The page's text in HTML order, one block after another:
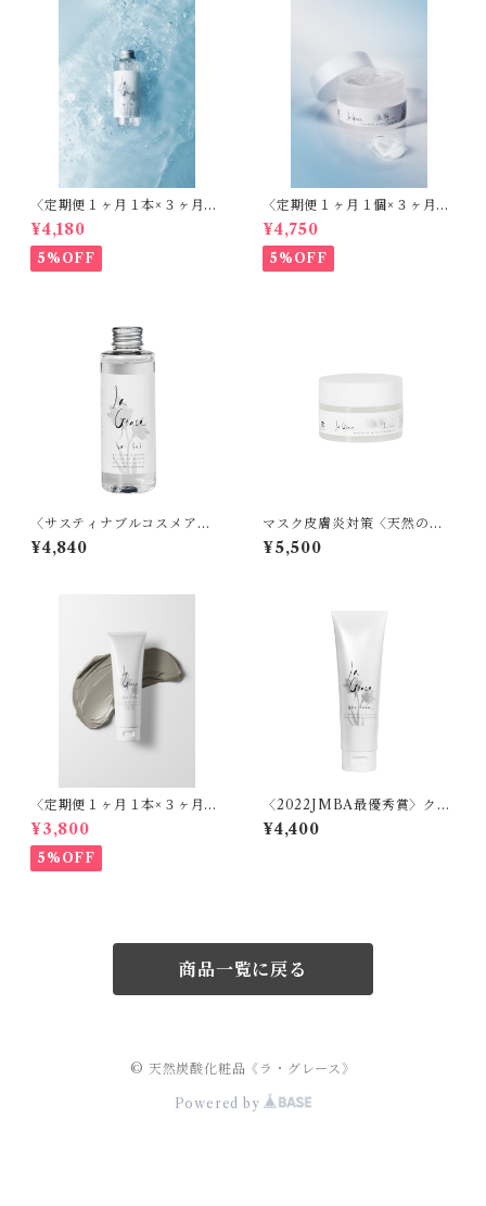
〈定期便１ヶ月１本×３ヶ月〉
天然シリカ化粧水 ラ・グレー
ス 再生 -（エビデンス取得
済）150ml
¥4,180
5%OFF
〈定期便１ヶ月１個×３ヶ月〉
モイストプロテクトジェル活
性〈我慢できない肌のかゆみ
はバリア機能低下による乾燥
が原因〉
¥4,750
5%OFF
〈サスティナブルコスメアワ
ード受賞〉天然シリカ化粧水
ラ・グレース 再生 -（エビデ
¥4,840
マスク皮膚炎対策〈天然の炭
酸温泉水でできたお肌トラブ
ル改善に特化した天然のシリ
¥5,500
〈定期便１ヶ月１本×３ヶ月〉
クレイクレンジング - ラ・グ
レース 生肌 -（エビデンス取
得済）120ml
¥3,800
5%OFF
〈2022JMBA最優秀賞〉クレ
イクレンジング - ラ・グレー
ス 生肌 -（エビデンス取得
¥4,400
商品一覧に戻る
© 天然炭酸化粧品《ラ・グレース》
Powered by